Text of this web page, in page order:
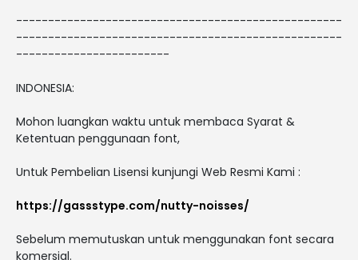
---------------------------------------------------
---------------------------------------------------
------------------------
INDONESIA:
Mohon luangkan waktu untuk membaca Syarat &
Ketentuan penggunaan font,
Untuk Pembelian Lisensi kunjungi Web Resmi Kami :
https://gassstype.com/nutty-noisses/
Sebelum memutuskan untuk menggunakan font secara
komersial.